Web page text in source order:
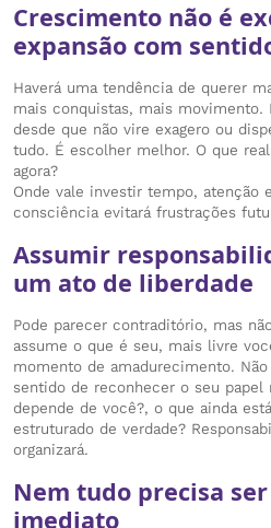
Crescimento não é
expansão com
Haverá uma tendência de querer
mais conquistas, mais movimento.
desde que não vire exagero ou
tudo. É escolher melhor. O que
agora?
Onde vale investir tempo, atenção
consciência evitará frustrações
Assumir
um ato de liberdade
Pode parecer contraditório, mas
assume o que é seu, mais livre
momento de amadurecimento.
sentido de reconhecer o seu papel
depende de você?, o que ainda
estruturado de verdade?
organizará.
Nem tudo precisa
imediato